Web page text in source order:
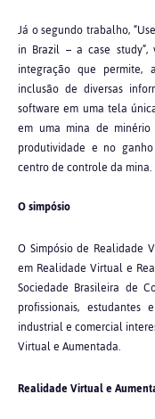
Já o segundo trabalho,
in Brazil – a case
integração que permite,
inclusão de diversas
software em uma tela
em uma mina de
produtividade e no
centro de controle da mina.
O simpósio
O Simpósio de Realidade
em Realidade Virtual e
Sociedade Brasileira de
profissionais, estudantes
industrial e comercial
Virtual e Aumentada.
Realidade Virtual e